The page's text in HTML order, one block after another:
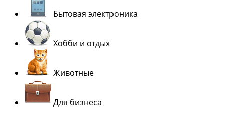
Бытовая электроника
Хобби и отдых
Животные
Для бизнеса